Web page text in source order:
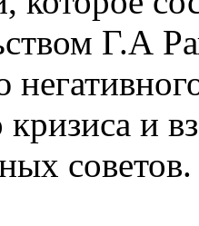
Г.А
и
советов.